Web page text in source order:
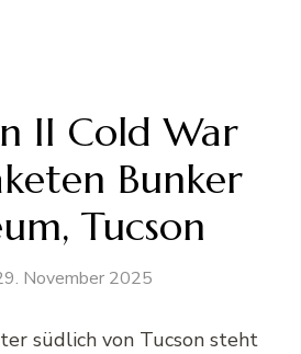
II Cold War
Bunker
Tucson
November 2025
südlich von Tucson steht